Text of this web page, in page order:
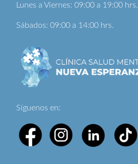
Lunes a Viernes: 09:00 a 19:00 hrs.
Sábados: 09:00 a 14:00 hrs.
Síguenos en: